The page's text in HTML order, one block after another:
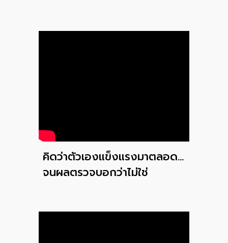
คิดว่าตัวเองแข็งแรงมาตลอด…
จนผลตรวจบอกว่าไม่ใช่